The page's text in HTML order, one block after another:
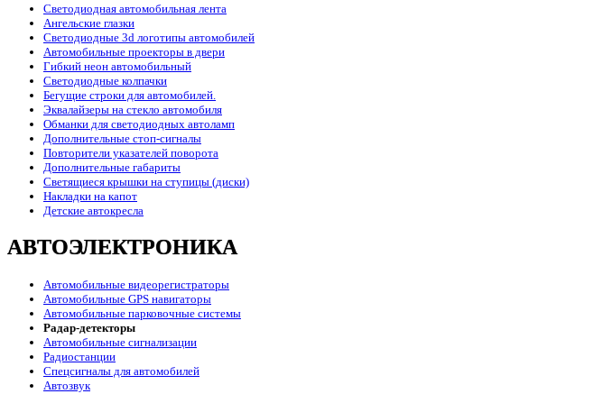
Светодиодная автомобильная лента
Ангельские глазки
Светодиодные 3d логотипы автомобилей
Автомобильные проекторы в двери
Гибкий неон автомобильный
Светодиодные колпачки
Бегущие строки для автомобилей.
Эквалайзеры на стекло автомобиля
Обманки для светодиодных автоламп
Дополнительные стоп-сигналы
Повторители указателей поворота
Дополнительные габариты
Светящиеся крышки на ступицы (диски)
Накладки на капот
Детские автокресла
АВТОЭЛЕКТРОНИКА
Автомобильные видеорегистраторы
Автомобильные GPS навигаторы
Автомобильные парковочные системы
Радар-детекторы
Автомобильные сигнализации
Радиостанции
Спецсигналы для автомобилей
Автозвук